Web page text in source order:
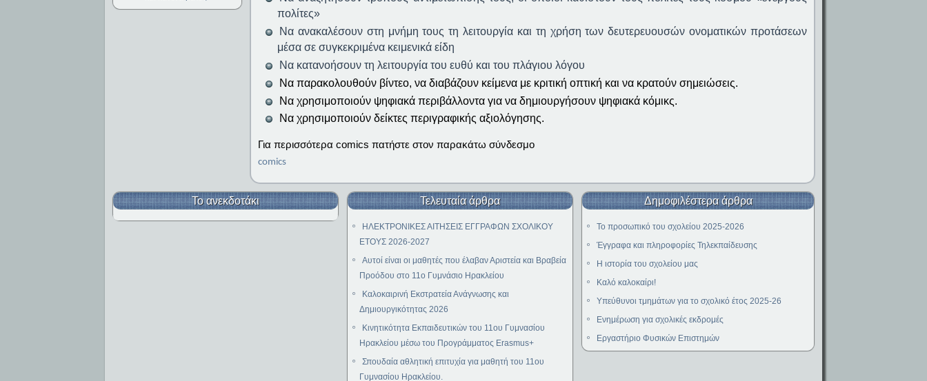
πολίτες»
Να ανακαλέσουν στη μνήμη τους τη λειτουργία και τη χρήση των δευτερευουσών ονοματικών προτάσεων
μέσα σε συγκεκριμένα κειμενικά είδη
Να κατανοήσουν τη λειτουργία του ευθύ και του πλάγιου λόγου
Να παρακολουθούν βίντεο, να διαβάζουν κείμενα με κριτική οπτική και να κρατούν σημειώσεις.
Να χρησιμοποιούν ψηφιακά περιβάλλοντα για να δημιουργήσουν ψηφιακά κόμικς.
Να χρησιμοποιούν δείκτες περιγραφικής αξιολόγησης.
Για περισσότερα comics πατήστε στον παρακάτω σύνδεσμο
comics
Το ανεκδοτάκι Τελευταία άρθρα
ΗΛΕΚΤΡΟΝΙΚΕΣ ΑΙΤΗΣΕΙΣ ΕΓΓΡΑΦΩΝ ΣΧΟΛΙΚΟΥ
ΕΤΟΥΣ 2026-2027
Αυτοί είναι οι μαθητές που έλαβαν Αριστεία και Βραβεία
Προόδου στο 11ο Γυμνάσιο Ηρακλείου
Καλοκαιρινή Εκστρατεία Ανάγνωσης και
Δημιουργικότητας 2026
Κινητικότητα Εκπαιδευτικών του 11ου Γυμνασίου
Ηρακλείου μέσω του Προγράμματος Erasmus+
Σπουδαία αθλητική επιτυχία για μαθητή του 11ου
Γυμνασίου Ηρακλείου.
Δημοφιλέστερα άρθρα
Το προσωπικό του σχολείου 2025-2026
Έγγραφα και πληροφορίες Τηλεκπαίδευσης
Η ιστορία του σχολείου μας
Καλό καλοκαίρι!
Υπεύθυνοι τμημάτων για το σχολικό έτος 2025-26
Ενημέρωση για σχολικές εκδρομές
Εργαστήριο Φυσικών Επιστημών